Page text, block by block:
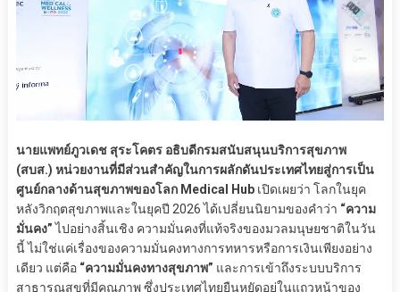
นายแพทย์ภูวเดช สุระโคตร อธิบดีกรมสนับสนุนบริการสุขภาพ
(สบส.) หน่วยงานที่มีส่วนสำคัญในการผลักดันประเทศไทยสู่การเป็น
ศูนย์กลางด้านสุขภาพของโลก Medical Hub เปิดเผยว่า โลกในยุค
หลังวิกฤตสุขภาพและในยุคปี 2026 ได้เปลี่ยนนิยามของคำว่า “ความ
มั่นคง”ไปอย่างสิ้นเชิง ความมั่นคงที่แท้จริงของมวลมนุษยชาติในวัน
นี้ ไม่ใช่แค่เรื่องของความมั่นคงทางการทหารหรือการเงินเพียงอย่าง
เดียว แต่คือ “ความมั่นคงทางสุขภาพ” และการเข้าถึงระบบบริการ
สาธารณสุขที่มีคุณภาพ ซึ่งประเทศไทยยืนหยัดอยู่ในแถวหน้าของ